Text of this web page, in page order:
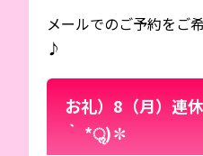
メールでのご予約をご
♪
お礼）8（月）連
‵ *ॢ)✽